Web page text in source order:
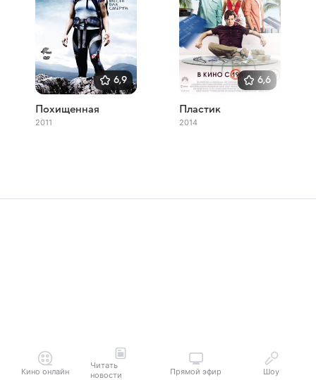
6,9
Похищенная
2011
6,6
Пластик
2014
Кино онлайн
Читать
новости
Прямой эфир Шоу